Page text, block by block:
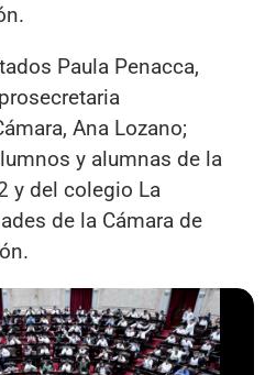
Paula Penacca,
Ana Lozano;
y alumnas de la
y del colegio La
de la Cámara de